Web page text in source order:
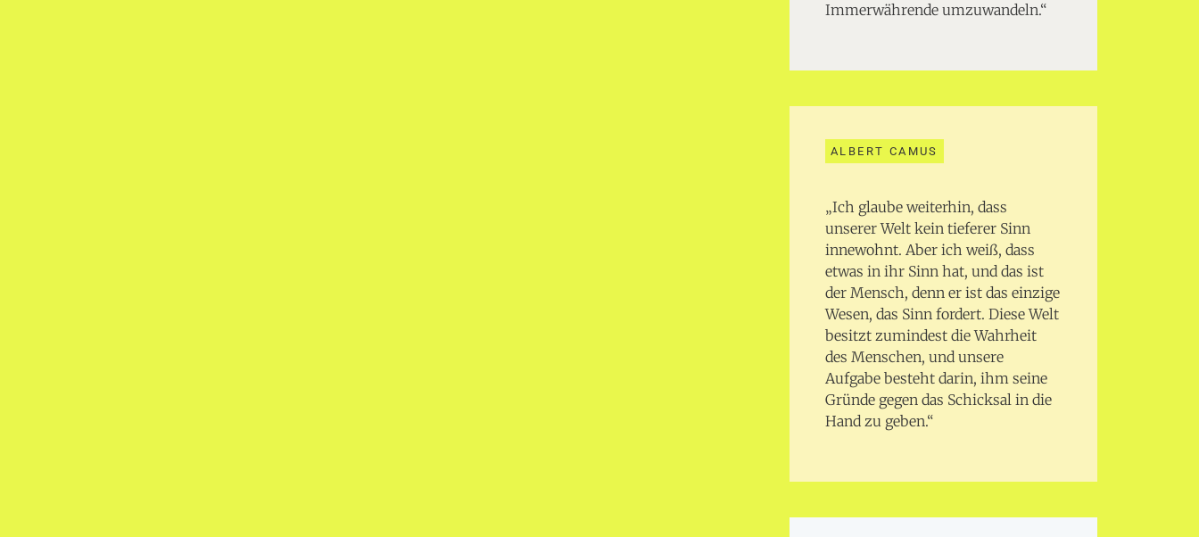
Immerwährende umzuwandeln.“
ALBERT CAMUS
„Ich glaube weiterhin, dass
unserer Welt kein tieferer Sinn
innewohnt. Aber ich weiß, dass
etwas in ihr Sinn hat, und das ist
der Mensch, denn er ist das einzige
Wesen, das Sinn fordert. Diese Welt
besitzt zumindest die Wahrheit
des Menschen, und unsere
Aufgabe besteht darin, ihm seine
Gründe gegen das Schicksal in die
Hand zu geben.“